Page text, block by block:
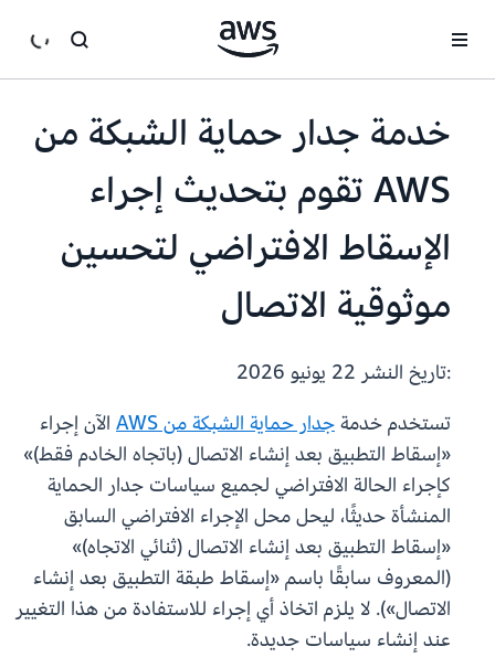
خدمة جدار حماية الشبكة من
AWS تقوم بتحديث إجراء
الإسقاط الافتراضي لتحسين
موثوقية الاتصال
:تاريخ النشر
تستخدم خدمةجدار حماية الشبكة من AWS
الآن إجراء
«إسقاط التطبيق بعد إنشاء الاتصال (باتجاه الخادم فقط)»
كإجراء الحالة الافتراضي لجميع سياسات جدار الحماية
المنشأة حديثًا، ليحل محل الإجراء الافتراضي السابق
«إسقاط التطبيق بعد إنشاء الاتصال (ثنائي الاتجاه)»
(المعروف سابقًا باسم «إسقاط طبقة التطبيق بعد إنشاء
الاتصال»). لا يلزم اتخاذ أي إجراء للاستفادة من هذا التغيير
عند إنشاء سياسات جديدة.